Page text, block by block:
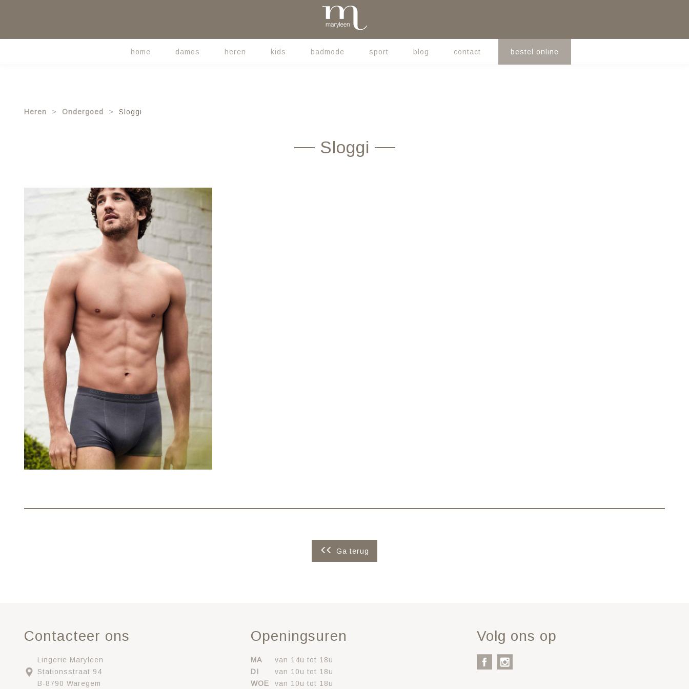
content
home dames heren kids badmode sport blog contact bestel online
Heren Ondergoed Sloggi
Sloggi
Ga terug
Contacteer ons
Lingerie Maryleen
Stationsstraat 94
B-8790 Waregem
Openingsuren
MA
van 14u tot 18u
DI
van 10u tot 18u
WOE
van 10u tot 18u
Volg ons op